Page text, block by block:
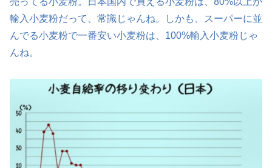
輸入小麦粉だって、常識じゃんね。しかも、スーパーに並
んでる小麦粉で一番安い小麦粉は、100%輸入小麦粉じゃ
んね。